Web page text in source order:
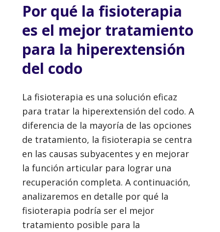
Por qué la fisioterapia
es el mejor tratamiento
para la hiperextensión
del codo
La fisioterapia es una solución eficaz
para tratar la hiperextensión del codo. A
diferencia de la mayoría de las opciones
de tratamiento, la fisioterapia se centra
en las causas subyacentes y en mejorar
la función articular para lograr una
recuperación completa. A continuación,
analizaremos en detalle por qué la
fisioterapia podría ser el mejor
tratamiento posible para la